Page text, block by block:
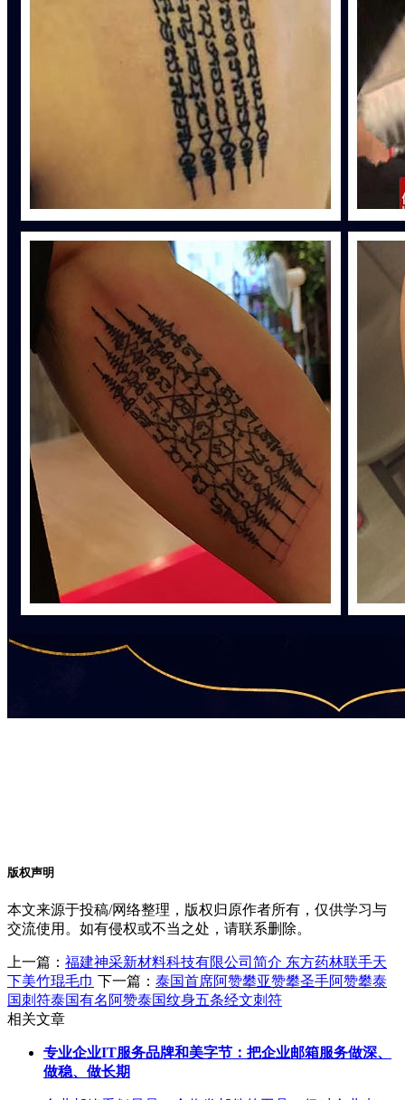
版权声明
本文来源于投稿/网络整理，版权归原作者所有，仅供学习与
交流使用。如有侵权或不当之处，请联系删除。
上一篇： 福建神采新材料科技有限公司简介 东方药林联手天
下美竹琨毛巾 下一篇： 泰国首席阿赞攀亚赞攀圣手阿赞攀泰
国刺符泰国有名阿赞泰国纹身五条经文刺符
相关文章
专业企业IT服务品牌和美字节：把企业邮箱服务做深、
做稳、做长期